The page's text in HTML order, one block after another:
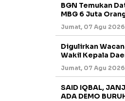
BGN Temukan
MBG 6 Juta
Jumat, 07 Agu
Digulirkan
Wakil Kepala
Jumat, 07 Agu
SAID IQBAL,
ADA DEMO